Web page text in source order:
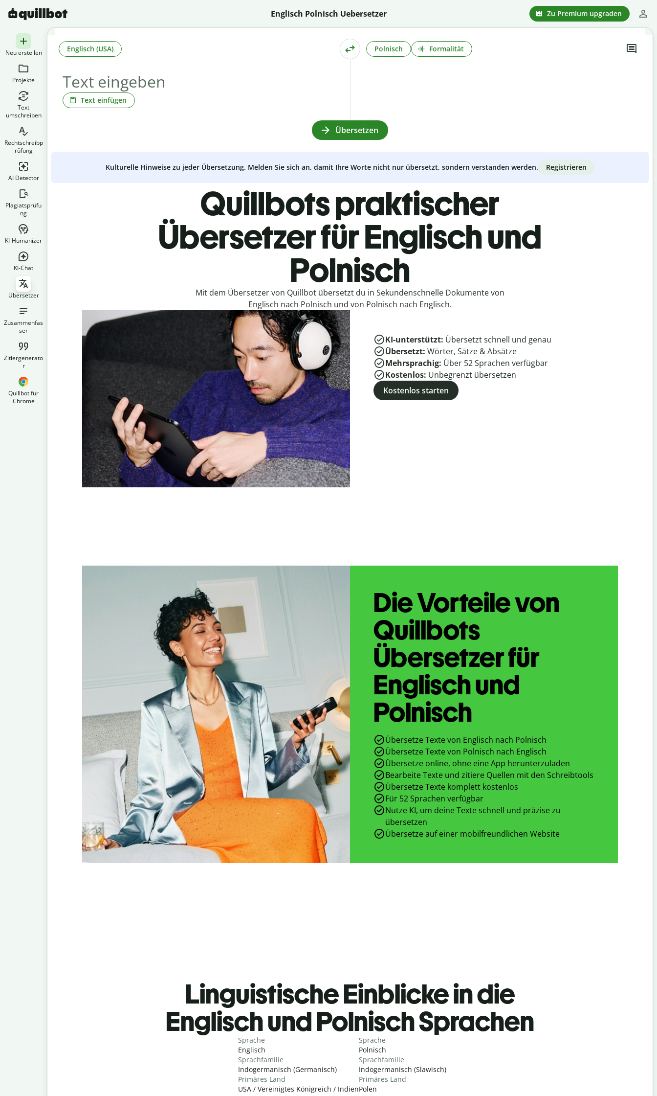
Englisch Polnisch Uebersetzer Zu Premium upgraden
Neu erstellen
Projekte
Text
umschreiben
Rechtschreibp
rüfung
AI Detector
Plagiatsprüfu
ng
KI-Humanizer
KI-Chat
Übersetzer
Zusammenfas
ser
Zitiergenerato
r
Quillbot für
Chrome
Text einfügen
Englisch (USA) Polnisch Formalität
Übersetzen
Kulturelle Hinweise zu jeder Übersetzung. Melden Sie sich an, damit Ihre Worte nicht nur übersetzt, sondern verstanden werden. Registrieren
Quillbots praktischer
Übersetzer für Englisch und
Polnisch
Mit dem Übersetzer von Quillbot übersetzt du in Sekundenschnelle Dokumente von
Englisch nach Polnisch und von Polnisch nach Englisch.
KI-unterstützt: Übersetzt schnell und genau
Übersetzt: Wörter, Sätze & Absätze
Mehrsprachig: Über 52Sprachen verfügbar
Kostenlos: Unbegrenzt übersetzen
Kostenlos starten
Die Vorteile von
Quillbots
Übersetzer für
Englisch und
Polnisch
Übersetze Texte von Englisch nach Polnisch
Übersetze Texte von Polnisch nach Englisch
Übersetze online, ohne eine App herunterzuladen
Bearbeite Texte und zitiere Quellen mit den Schreibtools
Übersetze Texte komplett kostenlos
Für 52 Sprachen verfügbar
Nutze KI, um deine Texte schnell und präzise zu
übersetzen
Übersetze auf einer mobilfreundlichen Website
Linguistische Einblicke in die
Englisch und Polnisch Sprachen
Sprache
Englisch
Sprachfamilie
Indogermanisch (Germanisch)
Primäres Land
USA / Vereinigtes Königreich / Indien
Sprache
Polnisch
Sprachfamilie
Indogermanisch (Slawisch)
Primäres Land
Polen